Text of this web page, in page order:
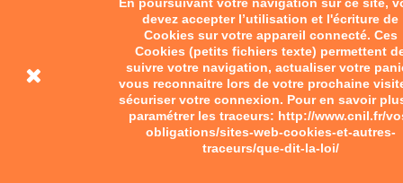
devez accepter l’utilisation et l'écriture de
Cookies sur votre appareil connecté. Ces
Cookies (petits fichiers texte) permettent
suivre votre navigation, actualiser votre
vous reconnaitre lors de votre prochaine
sécuriser votre connexion. Pour en savoir
paramétrer les traceurs: http://www.cnil.fr/
obligations/sites-web-cookies-et-autres-
traceurs/que-dit-la-loi/